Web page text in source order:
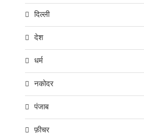
दिल्ली
देश
धर्म
नकोदर
पंजाब
फ़ीचर